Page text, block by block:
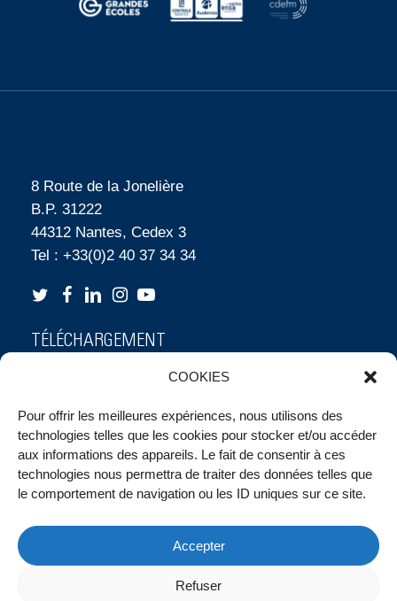
COOKIES
Pour offrir les meilleures expériences, nous utilisons des
technologies telles que les cookies pour stocker et/ou accéder
aux informations des appareils. Le fait de consentir à ces
technologies nous permettra de traiter des données telles que
le comportement de navigation ou les ID uniques sur ce site.
Accepter
Refuser
8 Route de la Jonelière
B.P. 31222
44312 Nantes, Cedex 3
Tel : +33(0)2 40 37 34 34
TÉLÉCHARGEMENT
CORPORATE FACT SHEET
MANIFESTE DE MARQUE
PLAN STRATÉGIQUE
VERSION PDF
VERSION FRANÇAISE (14,7 Mo)